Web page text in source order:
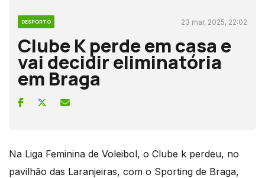
DESPORTO 23 mar, 2025, 22:02
Clube K perde em casa e
vai decidir eliminatória
em Braga
Na Liga Feminina de Voleibol, o Clube k perdeu, no
pavilhão das Laranjeiras, com o Sporting de Braga,